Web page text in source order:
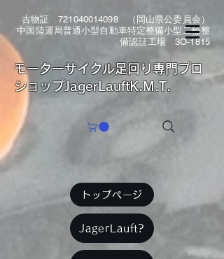
古物証 721040014098（岡山県公委員会）
中国陸運局普通小型自動車特定整備小型二輪整
備認証工場 3O-1815
​モーターサイクル足回り専門プロ
ショップJagerLauftK.M.T.
トップページ
JagerLauft?